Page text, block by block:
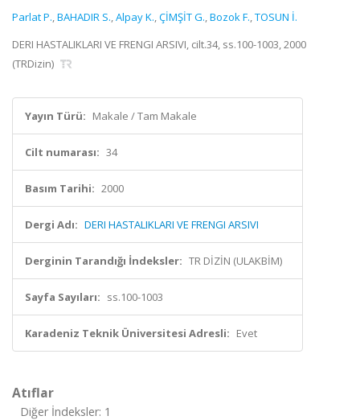
Parlat P.,BAHADIR S.,Alpay K.,ÇİMŞİT G.,Bozok F.,TOSUN İ.
DERI HASTALIKLARI VE FRENGI ARSIVI, cilt.34, ss.100-1003, 2000
(TRDizin)
Yayın Türü: Makale / Tam Makale
Cilt numarası: 34
Basım Tarihi: 2000
Dergi Adı: DERI HASTALIKLARI VE FRENGI ARSIVI
Derginin Tarandığı İndeksler: TR DİZİN (ULAKBİM)
Sayfa Sayıları: ss.100-1003
Karadeniz Teknik Üniversitesi Adresli: Evet
Atıflar
Diğer İndeksler: 1